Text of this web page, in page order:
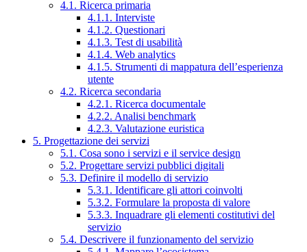
4.1. Ricerca primaria
4.1.1. Interviste
4.1.2. Questionari
4.1.3. Test di usabilità
4.1.4. Web analytics
4.1.5. Strumenti di mappatura dell’esperienza
utente
4.2. Ricerca secondaria
4.2.1. Ricerca documentale
4.2.2. Analisi benchmark
4.2.3. Valutazione euristica
5. Progettazione dei servizi
5.1. Cosa sono i servizi e il service design
5.2. Progettare servizi pubblici digitali
5.3. Definire il modello di servizio
5.3.1. Identificare gli attori coinvolti
5.3.2. Formulare la proposta di valore
5.3.3. Inquadrare gli elementi costitutivi del
servizio
5.4. Descrivere il funzionamento del servizio